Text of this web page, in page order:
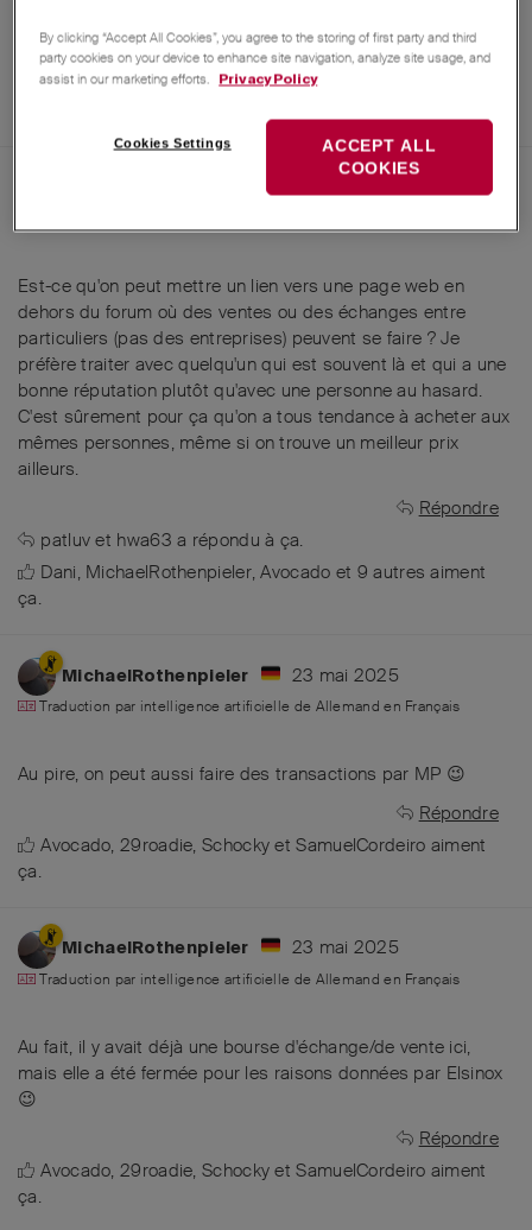
Facebook, c'est un peu risqué, y a plein d'arnaques.
Est-ce qu'on peut mettre un lien vers une page web en
dehors du forum où des ventes ou des échanges entre
particuliers (pas des entreprises) peuvent se faire ? Je
préfère traiter avec quelqu'un qui est souvent là et qui a une
bonne réputation plutôt qu'avec une personne au hasard.
C'est sûrement pour ça qu'on a tous tendance à acheter aux
mêmes personnes, même si on trouve un meilleur prix
ailleurs.
Répondre
patluv et hwa63 a répondu à ça.
Dani, MichaelRothenpieler,Avocado et 9 autres aiment
ça.
MichaelRothenpieler 23 mai 2025
Traduction par intelligence artificielle de Allemand en Français
Au pire, on peut aussi faire des transactions par MP 😉
Répondre
Avocado,29roadie,Schocky etSamuelCordeiro aiment
ça.
MichaelRothenpieler 23 mai 2025
Traduction par intelligence artificielle de Allemand en Français
Au fait, il y avait déjà une bourse d'échange/de vente ici,
mais elle a été fermée pour les raisons données par Elsinox
😉
Répondre
Avocado,29roadie,Schocky etSamuelCordeiro aiment
ça.
By clicking “Accept All Cookies”, you agree to the storing of first party and third
party cookies on your device to enhance site navigation, analyze site usage, and
assist in our marketing efforts.
Privacy Policy
Cookies Settings
ACCEPT ALL
COOKIES